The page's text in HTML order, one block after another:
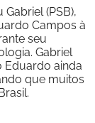
(PSB),
Campos à
seu
Gabriel
Eduardo ainda
que muitos